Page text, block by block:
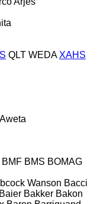
QLT WEDA XAHS
Aweta
BMF BMS BOMAG
Wanson Bacci
Baier Bakker Bakon